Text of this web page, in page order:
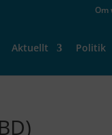
Om
Aktuellt Politik